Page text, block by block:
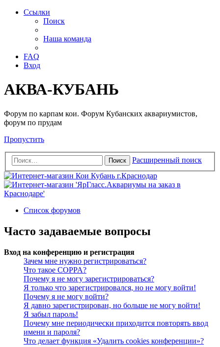
Ссылки
Поиск
Наша команда
FAQ
Вход
АКВА-КУБАНЬ
Форум по карпам кои. Форум Кубанских аквариумистов,
форум по прудам
Пропустить
Поиск Расширенный поиск
Список форумов
Часто задаваемые вопросы
Вход на конференцию и регистрация
Зачем мне нужно регистрироваться?
Что такое COPPA?
Почему я не могу зарегистрироваться?
Я только что зарегистрировался, но не могу войти!
Почему я не могу войти?
Я давно зарегистрирован, но больше не могу войти!
Я забыл пароль!
Почему мне периодически приходится повторять ввод
имени и пароля?
Что делает функция «Удалить cookies конференции»?